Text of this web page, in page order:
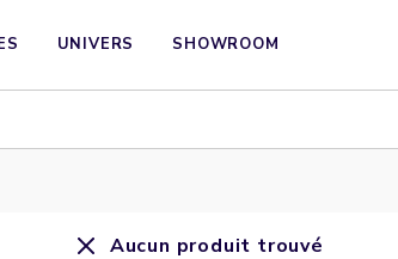
UNIVERS SHOWROOM
Aucun produit trouvé